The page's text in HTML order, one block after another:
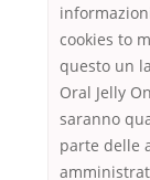
cookies to
questo un
Oral Jelly
saranno
parte delle